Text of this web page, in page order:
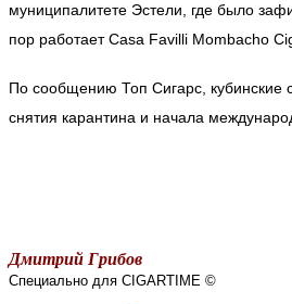
муниципалитете Эстели, где было
пор работает Casa Favilli Mombacho
По сообщению Топ Сигарс, кубинские
снятия карантина и начала
Дмитрий Грибов
Специально для CIGARTIME ©